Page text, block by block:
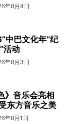
年8月4日
中巴文化年”纪
活动
年8月3日
》音乐会亮相
东方音乐之美
年8月1日